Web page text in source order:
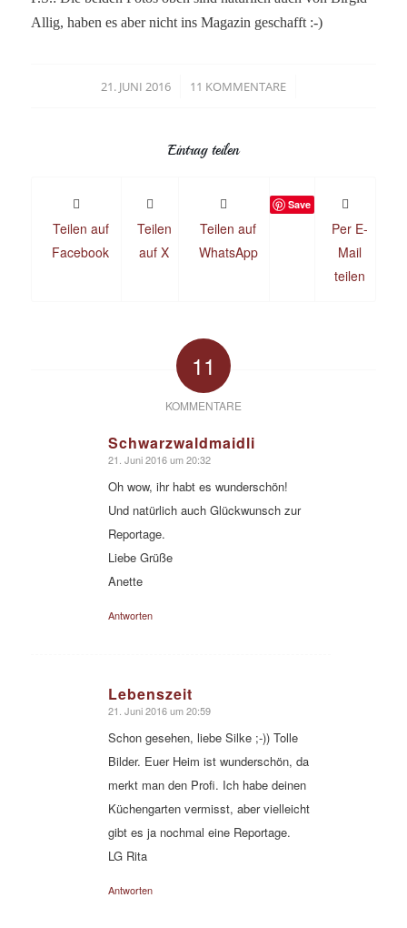
Allig, haben es aber nicht ins Magazin geschafft :-)
21. JUNI 2016
/ 11 KOMMENTARE
/
Eintrag teilen
Teilen auf
Facebook
Teilen
auf X
Teilen auf
WhatsApp
Save
Per E-
Mail
teilen
11
KOMMENTARE
Schwarzwaldmaidli
sagte:
21. Juni 2016 um 20:32
Oh wow, ihr habt es wunderschön!
Und natürlich auch Glückwunsch zur
Reportage.
Liebe Grüße
Anette
Antworten
Lebenszeit
sagte:
21. Juni 2016 um 20:59
Schon gesehen, liebe Silke ;-)) Tolle
Bilder. Euer Heim ist wunderschön, da
merkt man den Profi. Ich habe deinen
Küchengarten vermisst, aber vielleicht
gibt es ja nochmal eine Reportage.
LG Rita
Antworten